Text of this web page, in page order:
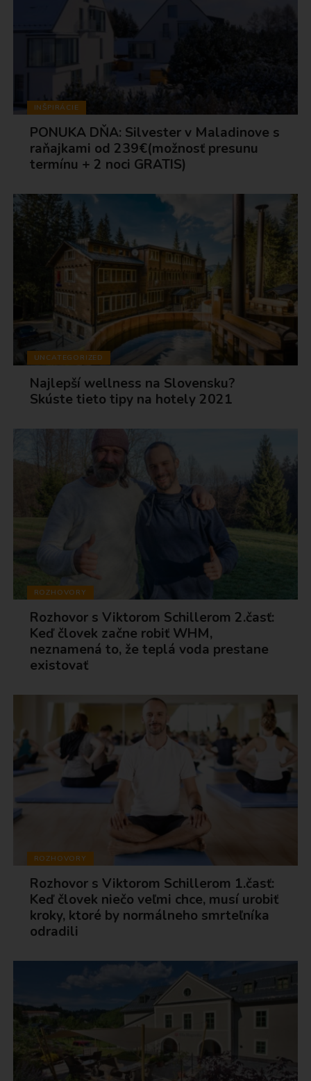
INŠPIRÁCIE
PONUKA DŇA: Silvester v Maladinove s
raňajkami od 239€(možnosť presunu
termínu + 2 noci GRATIS)
UNCATEGORIZED
Najlepší wellness na Slovensku?
Skúste tieto tipy na hotely 2021
ROZHOVORY
Rozhovor s Viktorom Schillerom 2.časť:
Keď človek začne robiť WHM,
neznamená to, že teplá voda prestane
existovať
ROZHOVORY
Rozhovor s Viktorom Schillerom 1.časť:
Keď človek niečo veľmi chce, musí urobiť
kroky, ktoré by normálneho smrteľníka
odradili